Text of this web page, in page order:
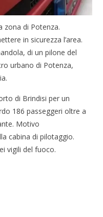
zona di Potenza.
in sicurezza l’area.
di un pilone del
urbano di Potenza,
di Brindisi per un
186 passeggeri oltre a
Motivo
cabina di pilotaggio.
vigili del fuoco.